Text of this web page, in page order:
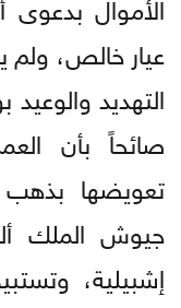
عيار خالص،
التهديد
صائحاً بأن
تعويضها
جيوش الملك
إشبيلية،